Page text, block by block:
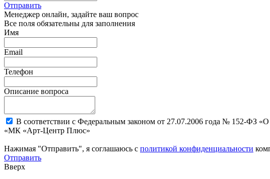
Отправить
Менеджер онлайн, задайте ваш вопрос
Все поля обязательны для заполнения
Имя
Email
Телефон
Описание вопроса
В соответствии с Федеральным законом от 27.07.2006 года № 152-ФЗ
«МК «Арт-Центр Плюс»
Нажимая "Отправить", я соглашаюсь с политикой конфиденциальности
Отправить
Вверх